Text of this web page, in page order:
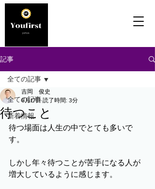
記事
全ての記事
新着情報
全ての記事
待つこと
吉岡 俊史
6月17日 読了時間: 3分
待つ場面は人生の中でとても多いで
す。
しかし年々待つことが苦手になる人が
増大しているように感じます。